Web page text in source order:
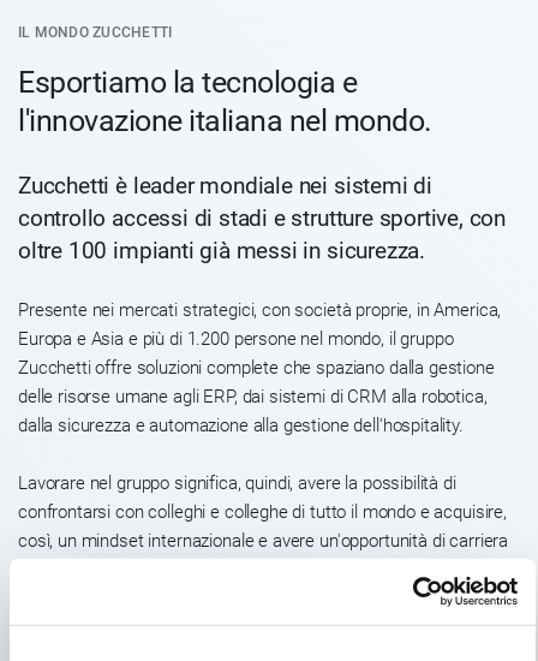
IL MONDO ZUCCHETTI
Esportiamo la tecnologia e
l'innovazione italiana nel mondo.
Zucchetti è leader mondiale nei sistemi di
controllo accessi di stadi e strutture sportive, con
oltre 100 impianti già messi in sicurezza.
Presente nei mercati strategici, con società proprie, in America,
Europa e Asia e più di 1.200 persone nel mondo, il gruppo
Zucchetti offre soluzioni complete che spaziano dalla gestione
delle risorse umane agli ERP, dai sistemi di CRM alla robotica,
dalla sicurezza e automazione alla gestione dell'hospitality.
Lavorare nel gruppo significa, quindi, avere la possibilità di
confrontarsi con colleghi e colleghe di tutto il mondo e acquisire,
così, un mindset internazionale e avere un'opportunità di carriera